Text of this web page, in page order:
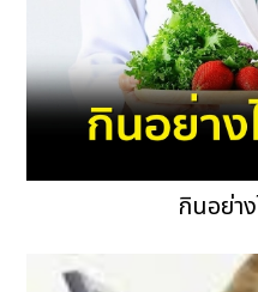
กินอย่า